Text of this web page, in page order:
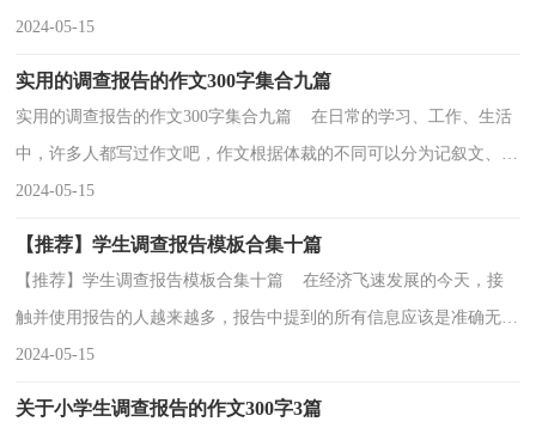
文的注意事项有许多，你确定会写吗？以下是小编整理的...
2024-05-15
实用的调查报告的作文300字集合九篇
实用的调查报告的作文300字集合九篇 在日常的学习、工作、生活
中，许多人都写过作文吧，作文根据体裁的不同可以分为记叙文、说
明文、应用文、议论文。那么，怎么去写作文呢？下...
2024-05-15
【推荐】学生调查报告模板合集十篇
【推荐】学生调查报告模板合集十篇 在经济飞速发展的今天，接
触并使用报告的人越来越多，报告中提到的所有信息应该是准确无误
的。一听到写报告马上头昏脑涨？以下是小编为大家...
2024-05-15
关于小学生调查报告的作文300字3篇